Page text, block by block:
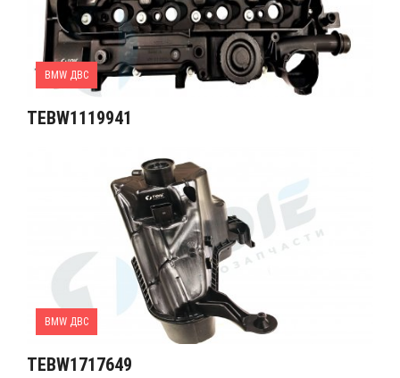
BMW ДВС
TEBW1119941
BMW ДВС
TEBW1717649